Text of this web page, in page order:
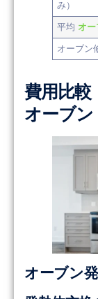
み）
平均 オー
オーブン
費用比較
オーブン
オーブン